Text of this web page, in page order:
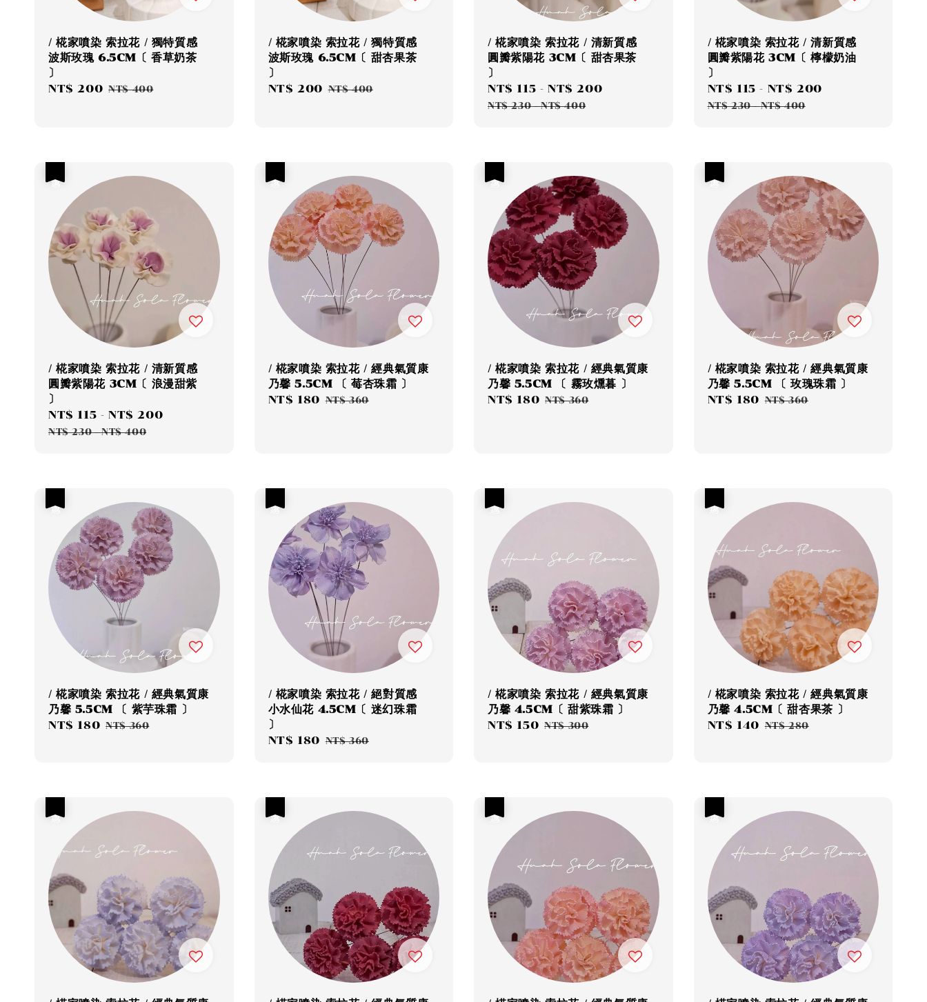
/ 椛家噴染 索拉花 / 獨特質感
波斯玫瑰 6.5CM〔 香草奶茶
〕
Sale
NT$ 200 Regular
NT$ 400
/ 椛家噴染 索拉花 / 獨特質感
波斯玫瑰 6.5CM〔 甜杏果茶
〕
Sale
NT$ 200 Regular
NT$ 400
/ 椛家噴染 索拉花 / 清新質感
圓瓣紫陽花 3CM〔 甜杏果茶
〕
Sale
price
NT$ 115 -NT$ 200
NT$ 230-NT$ 400
/ 椛家噴染 索拉花 / 清新質感
圓瓣紫陽花 3CM〔 檸檬奶油
〕
Sale
price
NT$ 115 - NT$ 200
NT$ 230-NT$ 400
/ 椛家噴染 索拉花 / 清新質感
圓瓣紫陽花 3CM〔 浪漫甜紫
〕
Sale
price
NT$ 115 -NT$ 200
NT$ 230-NT$ 400
/ 椛家噴染 索拉花 / 經典氣質康
乃馨 5.5CM 〔 莓杏珠霜 〕
Sale
NT$ 180 Regular
NT$ 360
/ 椛家噴染 索拉花 / 經典氣質康
乃馨 5.5CM 〔 霧玫燻暮 〕
Sale
NT$ 180 Regular
NT$ 360
/ 椛家噴染 索拉花 / 經典氣質康
乃馨 5.5CM 〔 玫瑰珠霜 〕
Sale
NT$ 180 Regular
NT$ 360
/ 椛家噴染 索拉花 / 經典氣質康
乃馨 5.5CM 〔 紫芋珠霜 〕
Sale
NT$ 180 Regular
NT$ 360
/ 椛家噴染 索拉花 / 絕對質感
小水仙花 4.5CM〔 迷幻珠霜
〕
Sale
NT$ 180 Regular
NT$ 360
/ 椛家噴染 索拉花 / 經典氣質康
乃馨 4.5CM〔 甜紫珠霜 〕
Sale
NT$ 150 Regular
NT$ 300
/ 椛家噴染 索拉花 / 經典氣質康
乃馨 4.5CM〔 甜杏果茶 〕
Sale
NT$ 140 Regular
NT$ 280